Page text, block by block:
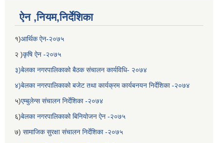
ऐन ,नियम,निर्देशिका
१)आर्थिक ऐन-२०७५
२ )कृषि ऐन -२०७५
३)बेलका नगरपालिकाको बैठक संचालन कार्यविधि- २०७४
४)बेलका नगरपालिकाको बजेट तथा कार्यक्रम कार्यबनयन निर्देशिका -२०७४
५)एम्बुलेन्स संचालन निर्देशिका -२०७४
६)बेलका नगरपालिकाको बिनियोजन ऐन -२०७५
७) सामाजिक सुरक्षा संचालन निर्देशिका -२०७५